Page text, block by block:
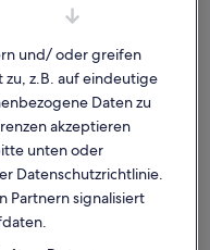
und/ oder greifen
z.B. auf eindeutige
Daten zu
akzeptieren
unten oder
Datenschutzrichtlinie.
Partnern signalisiert